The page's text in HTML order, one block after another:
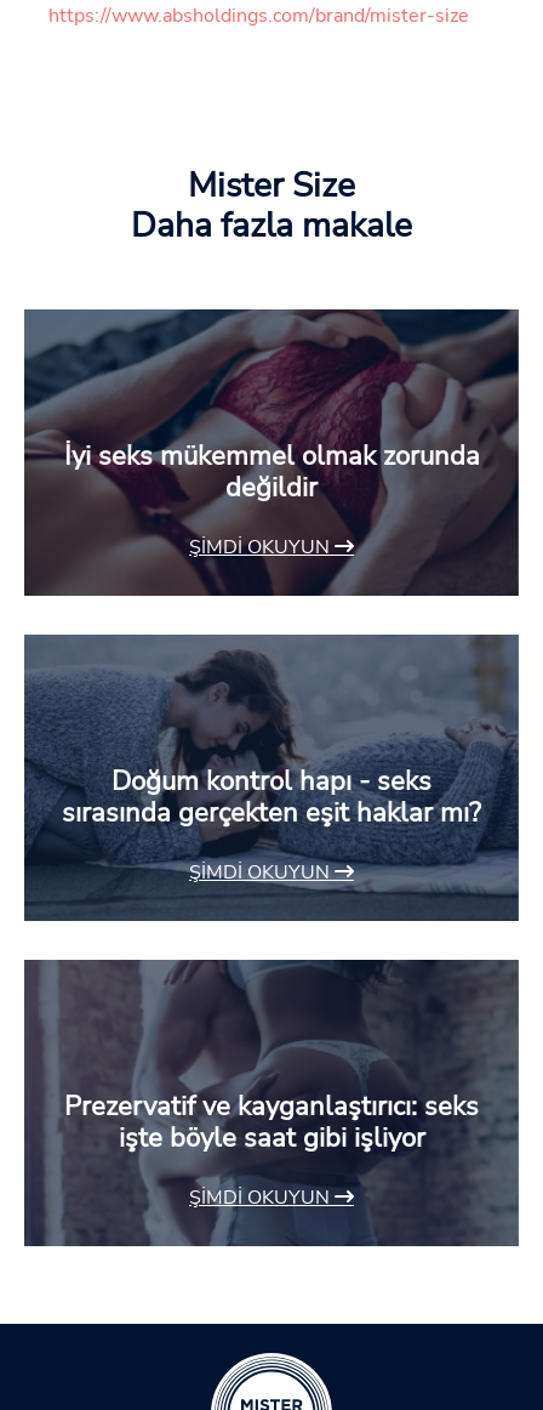
https://www.absholdings.com/brand/mister-size
Mister Size
Daha fazla makale
İyi seks mükemmel olmak zorunda
değildir
ŞIMDI OKUYUN
Doğum kontrol hapı - seks
sırasında gerçekten eşit haklar mı?
ŞIMDI OKUYUN
Prezervatif ve kayganlaştırıcı: seks
işte böyle saat gibi işliyor
ŞIMDI OKUYUN